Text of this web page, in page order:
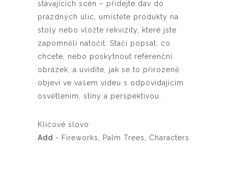
stávajících scén – přidejte dav do
prázdných ulic, umístěte produkty na
stoly nebo vložte rekvizity, které jste
zapomněli natočit. Stačí popsat, co
chcete, nebo poskytnout referenční
obrázek, a uvidíte, jak se to přirozeně
objeví ve vašem videu s odpovídajícím
osvětlením, stíny a perspektivou.
Klíčové slovo:
Add - Fireworks, Palm Trees, Characters